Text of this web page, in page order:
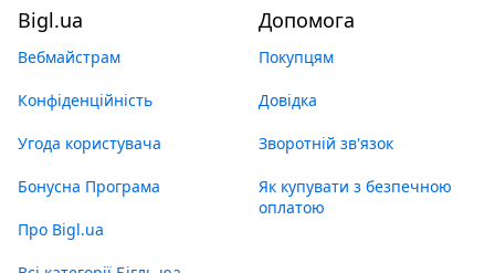
Bigl.ua
Вебмайстрам
Конфіденційність
Угода користувача
Бонусна Програма
Про Bigl.ua
Допомога
Покупцям
Довідка
Зворотній зв'язок
Як купувати з безпечною
оплатою